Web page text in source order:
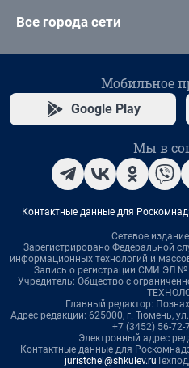
Все города сети
Мобильное
Google Play
Мы в
Контактные данные для
Сетевое
Зарегистрировано Федеральной
информационных технологий и
Запись о регистрации СМИ ЭЛ №
Учредитель: Общество с
Главный редактор:
Адрес редакции: 625000, г. Тюмень,
+7 (3452) 56-72-
Электронный адрес
Контактные данные для
juristchel@shkulev.ru